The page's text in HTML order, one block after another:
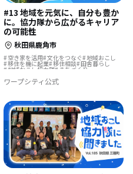
#13 地域を元気に、自分も豊か
に。協力隊から広がるキャリア
の可能性
秋田県鹿角市
空き家を活用 文化をつなぐ 地域おこし
移住を機に起業 移住相談 田舎暮らし
地域おこし協力隊 まちづくり
ワープシティ公式